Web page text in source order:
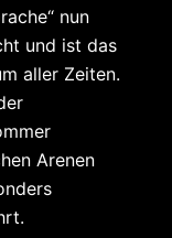
nun
und ist das
aller Zeiten.
Arenen